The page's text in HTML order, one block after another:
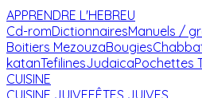
APPRENDRE L'HEBREU
Cd-romDictionnairesManuels /
Boitiers MezouzaBougies
katanTefilinesJudaicaPochettes
CUISINE